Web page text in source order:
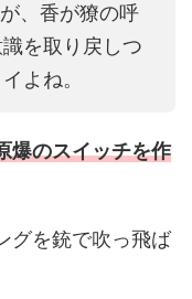
、香が獠の呼
を取り戻しつ
よね。
爆のスイッチを作
グを銃で吹っ飛ば